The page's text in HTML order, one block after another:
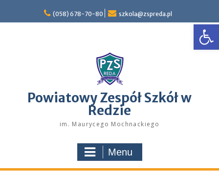
content
(058) 678-70-80 szkola@zspreda.pl
Powiatowy Zespół Szkół w
Redzie
im. Maurycego Mochnackiego
Menu